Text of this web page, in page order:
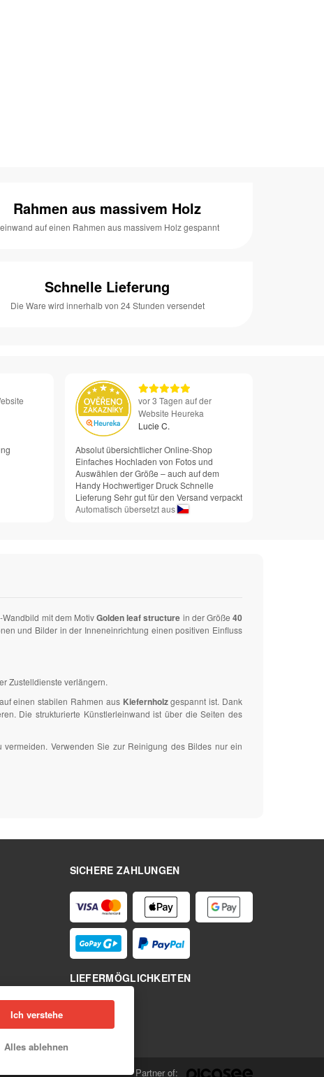
Rahmen aus massivem Holz
auf einen Rahmen aus massivem Holz gespannt
Schnelle Lieferung
Die Ware wird innerhalb von 24 Stunden versendet
vor 3 Tagen auf der
Website Heureka
Lucie C.
Absolut übersichtlicher Online-Shop
Einfaches Hochladen von Fotos und
Auswählen der Größe – auch auf dem
Handy Hochwertiger Druck Schnelle
Lieferung Sehr gut für den Versand verpackt
Automatisch übersetzt aus
mit dem MotivGolden leaf structure in der Größe40
und Bilder in der Inneneinrichtung einen positiven Einfluss
Zustelldienste verlängern.
einen stabilen Rahmen aus Kiefernholzgespannt ist. Dank
Die strukturierte Künstlerleinwand ist über die Seiten des
Verwenden Sie zur Reinigung des Bildes nur ein
SICHERE ZAHLUNGEN
LIEFERMÖGLICHKEITEN
Partner of:
Ich verstehe
Alles ablehnen